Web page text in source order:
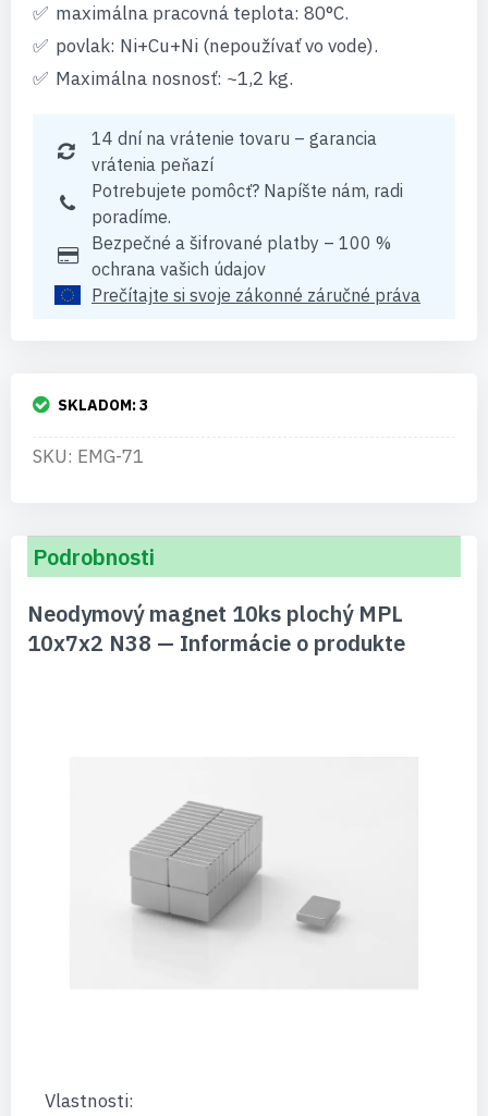
maximálna pracovná teplota: 80°C.
povlak: Ni+Cu+Ni (nepoužívať vo vode).
Maximálna nosnosť: ~1,2 kg.
14 dní na vrátenie tovaru – garancia
vrátenia peňazí
Potrebujete pomôcť? Napíšte nám, radi
poradíme.
Bezpečné a šifrované platby – 100 %
ochrana vašich údajov
Prečítajte si svoje zákonné záručné práva
SKLADOM:3
SKU: EMG-71
Podrobnosti
Neodymový magnet 10ks plochý MPL
10x7x2 N38 — Informácie o produkte
Vlastnosti: